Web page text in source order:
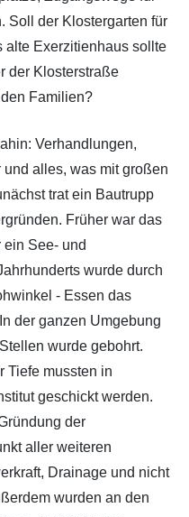
Soll der Klostergarten für
alte Exerzitienhaus sollte
der Klosterstraße
Familien?
Verhandlungen,
alles, was mit großen
trat ein Bautrupp
Früher war das
See- und
wurde durch
- Essen das
der ganzen Umgebung
wurde gebohrt.
Tiefe mussten in
geschickt werden.
der
aller weiteren
Drainage und nicht
wurden an den